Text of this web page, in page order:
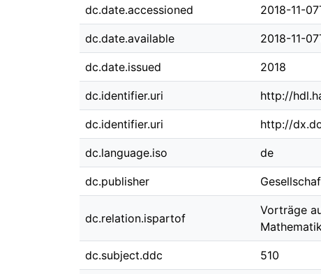
dc.date.accessioned 2018-11-
dc.date.available 2018-11-
dc.date.issued 2018
dc.identifier.uri http://
dc.identifier.uri http://
dc.language.iso de
dc.publisher
dc.relation.ispartof
Vorträge
dc.subject.ddc 510